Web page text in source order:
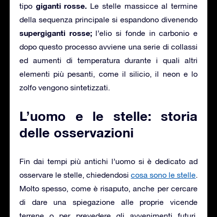
tipo giganti rosse. Le stelle massicce al termine
della sequenza principale si espandono divenendo
supergiganti rosse;l’elio si fonde in carbonio e
dopo questo processo avviene una serie di collassi
ed aumenti di temperatura durante i quali altri
elementi più pesanti, come il silicio, il neon e lo
zolfo vengono sintetizzati.
L’uomo e le stelle: storia
delle osservazioni
Fin dai tempi più antichi l’uomo si è dedicato ad
osservare le stelle, chiedendosi cosa sono le stelle.
Molto spesso, come è risaputo, anche per cercare
di dare una spiegazione alle proprie vicende